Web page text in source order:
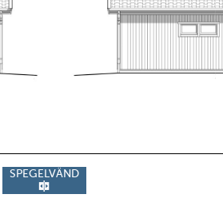
SPEGELVÄND